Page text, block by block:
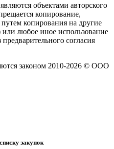
объектами авторского
копирование,
копирования на другие
любое иное использование
согласия
законом 2010-2026 © ООО
закупок